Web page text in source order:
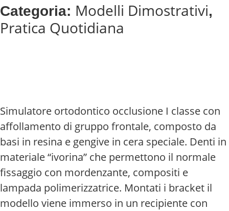
Categoria: Modelli Dimostrativi,
Pratica Quotidiana
Simulatore ortodontico occlusione I classe con
affollamento di gruppo frontale, composto da
basi in resina e gengive in cera speciale. Denti in
materiale “ivorina” che permettono il normale
fissaggio con mordenzante, compositi e
lampada polimerizzatrice. Montati i bracket il
modello viene immerso in un recipiente con